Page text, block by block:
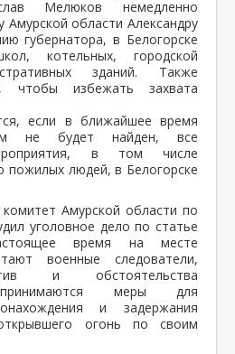
Мелюков немедленно
Амурской области Александру
губернатора, в Белогорске
котельных, городской
зданий. Также
чтобы избежать захвата
если в ближайшее время
не будет найден, все
в том числе
пожилых людей, в Белогорске
Амурской области по
уголовное дело по статье
время на месте
военные следователи,
и обстоятельства
принимаются меры для
и задержания
огонь по своим